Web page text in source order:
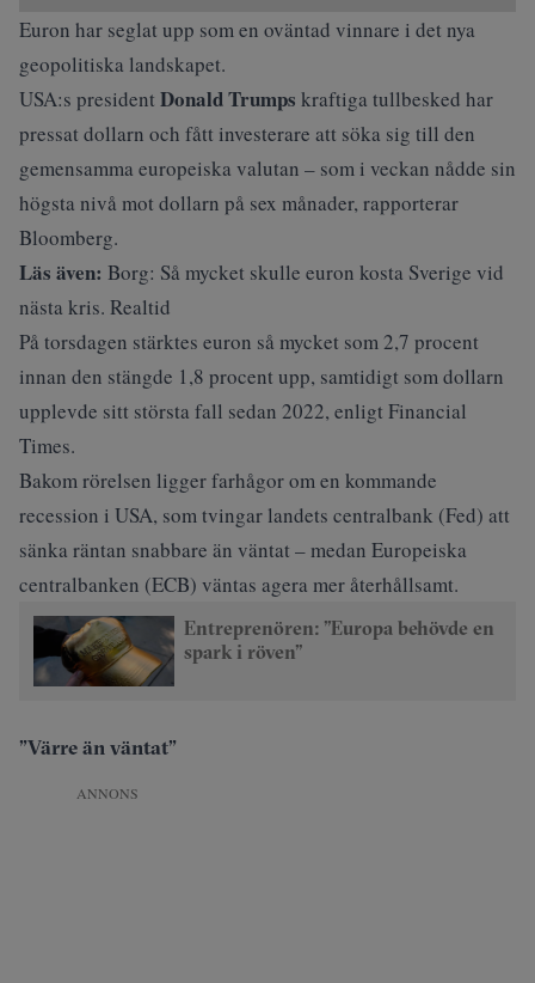
Euron har seglat upp som en oväntad vinnare i det nya
geopolitiska landskapet.
USA:s president Donald Trumps kraftiga tullbesked har
pressat dollarn och fått investerare att söka sig till den
gemensamma europeiska valutan – som i veckan nådde sin
högsta nivå mot dollarn på sex månader, rapporterar
Bloomberg.
Läs även: Borg: Så mycket skulle euron kosta Sverige vid
nästa kris. Realtid
På torsdagen stärktes euron så mycket som 2,7 procent
innan den stängde 1,8 procent upp, samtidigt som dollarn
upplevde sitt största fall sedan 2022, enligt Financial
Times.
Bakom rörelsen ligger farhågor om en kommande
recession i USA, som tvingar landets centralbank (Fed) att
sänka räntan snabbare än väntat – medan Europeiska
centralbanken (ECB) väntas agera mer återhållsamt.
Entreprenören: ”Europa behövde en
spark i röven”
”Värre än väntat”
ANNONS